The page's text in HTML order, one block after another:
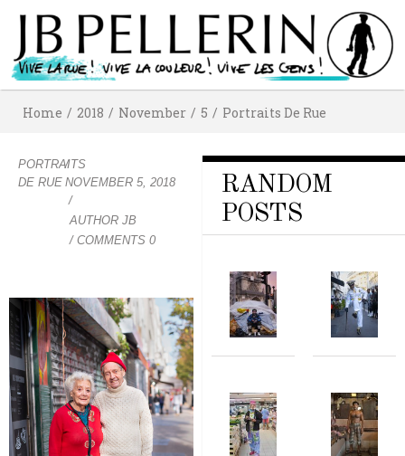
Home / 2018 / November / 5 / Portraits De Rue
PORTRAITS
DE RUE
/
NOVEMBER 5, 2018
/
AUTHOR JB
/ COMMENTS 0
RANDOM
POSTS